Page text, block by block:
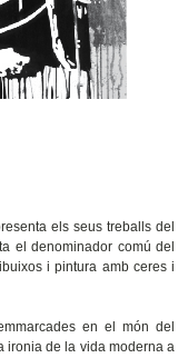
els seus treballs del
el denominador comú del
i pintura amb ceres i
en el món del
ironia de la vida moderna a